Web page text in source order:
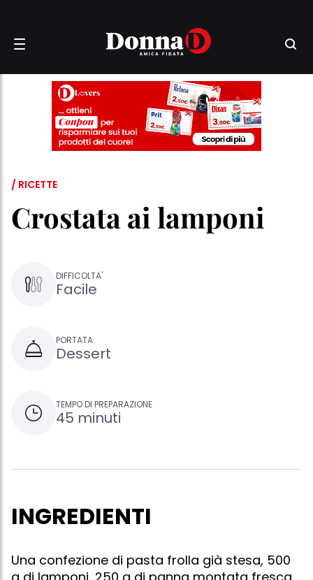
/ RICETTE
Crostata ai lamponi
DIFFICOLTA'
Facile
PORTATA
Dessert
TEMPO DI PREPARAZIONE
45 minuti
INGREDIENTI
Una confezione di pasta frolla già stesa, 500